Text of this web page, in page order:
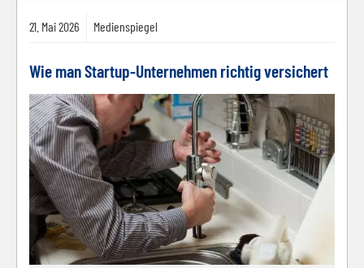
21. Mai2026 Medienspiegel
Wie man Startup-Unternehmen richtig versichert